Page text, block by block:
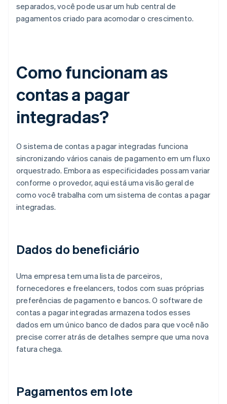
separados, você pode usar um hub central de
pagamentos criado para acomodar o crescimento.
Como funcionam as
contas a pagar
integradas?
O sistema de contas a pagar integradas funciona
sincronizando vários canais de pagamento em um fluxo
orquestrado. Embora as especificidades possam variar
conforme o provedor, aqui está uma visão geral de
como você trabalha com um sistema de contas a pagar
integradas.
Dados do beneficiário
Uma empresa tem uma lista de parceiros,
fornecedores e freelancers, todos com suas próprias
preferências de pagamento e bancos. O software de
contas a pagar integradas armazena todos esses
dados em um único banco de dados para que você não
precise correr atrás de detalhes sempre que uma nova
fatura chega.
Pagamentos em lote